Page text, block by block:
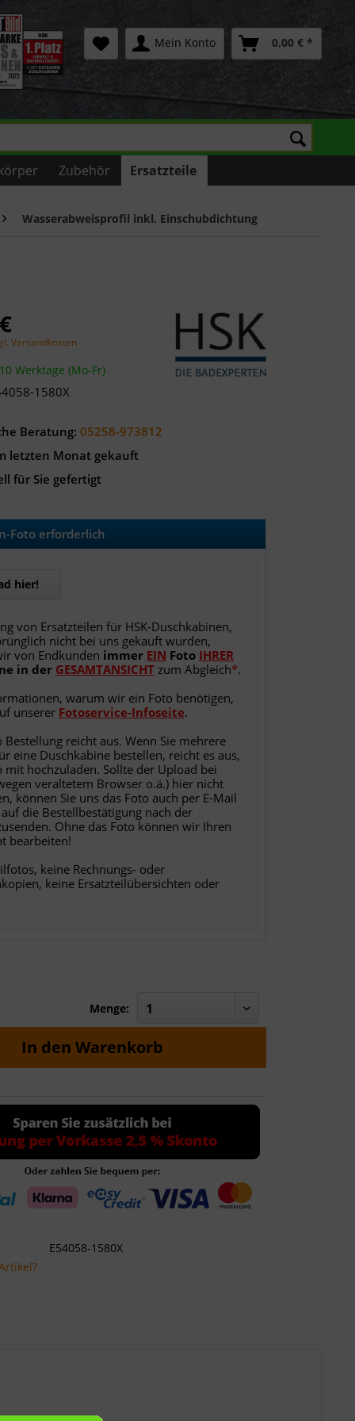
Mein Konto 0,00 € *
Zubehör Ersatzteile
Wasserabweisprofil inkl. Einschubdichtung
Versandkosten
Werktage (Mo-Fr)
1580X
Beratung: 05258-973812
letzten Monat gekauft
für Sie gefertigt
Foto erforderlich
hier!
von Ersatzteilen für HSK-Duschkabinen,
nicht bei uns gekauft wurden,
von Endkunden immer EIN Foto IHRER
in der GESAMTANSICHTzum Abgleich*.
warum wir ein Foto benötigen,
unserer Fotoservice-Infoseite.
Bestellung reicht aus. Wenn Sie mehrere
eine Duschkabine bestellen, reicht es aus,
mit hochzuladen. Sollte der Upload bei
veraltetem Browser o.ä.) hier nicht
können Sie uns das Foto auch per E-Mail
die Bestellbestätigung nach der
Ohne das Foto können wir Ihren
bearbeiten!
keine Rechnungs- oder
keine Ersatzteilübersichten oder
Menge:
In den Warenkorb
E54058-1580X